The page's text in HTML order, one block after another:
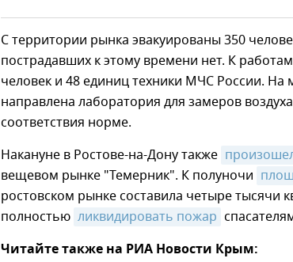
С территории рынка эвакуированы 350
пострадавших к этому времени нет. К
человек и 48 единиц техники МЧС России. На
направлена лаборатория для замеров
соответствия норме.
Накануне в Ростове-на-Дону также
вещевом рынке "Темерник". К полуночи
ростовском рынке составила четыре тысячи
полностью ликвидировать пожар
Читайте также на РИА Новости Крым: